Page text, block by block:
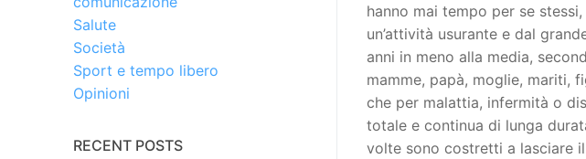
hanno mai tempo per se
un’attività usurante e dal
anni in meno alla media,
mamme, papà, moglie, mariti,
che per malattia, infermità o
totale e continua di lunga
volte sono costretti a lasciare
Salute
Società
Sport e tempo libero
Opinioni
RECENT POSTS